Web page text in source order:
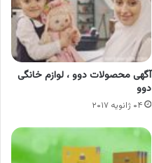
آگهی محصولات دوو ، لوازم خانگی
دوو
۰۴ ژانویه ۲۰۱۷